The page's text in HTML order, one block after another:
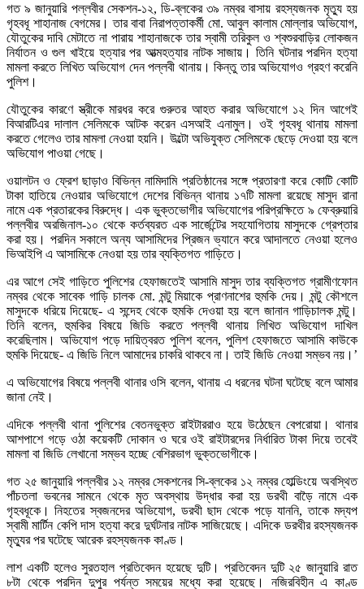
গত ৯ জানুয়ারি পল্লবীর সেকশন-১২, ডি-ব্লকের ৩৯ নম্বর বাসায় রহস্যজনক মৃত্যু হয়
গৃহবধূ শাহানাজ বেগমের। তার বাবা নিরাপত্তাকর্মী মো. আবুল কালাম মোল্লার অভিযোগ,
যৌতুকের দাবি মেটাতে না পারায় শাহানাজকে তার স্বামী তরিকুল ও শ্বশুরবাড়ির লোকজন
নির্যাতন ও গুল খাইয়ে হত্যার পর আত্মহত্যার নাটক সাজায়। তিনি ঘটনার পরদিন হত্যা
মামলা করতে লিখিত অভিযোগ দেন পল্লবী থানায়। কিন্তু তার অভিযোগও গ্রহণ করেনি
পুলিশ।
যৌতুকের কারণে স্ত্রীকে মারধর করে গুরুতর আহত করার অভিযোগে ১২ দিন আগেই
বিআরটিএর দালাল সেলিমকে আটক করেন এসআই এনামুল। ওই গৃহবধূ থানায় মামলা
করতে গেলেও তার মামলা নেওয়া হয়নি। উল্টো অভিযুক্ত সেলিমকে ছেড়ে দেওয়া হয় বলে
অভিযোগ পাওয়া গেছে।
ওয়ালটন ও ফ্রেশ ছাড়াও বিভিন্ন নামিদামি প্রতিষ্ঠানের সঙ্গে প্রতারণা করে কোটি কোটি
টাকা হাতিয়ে নেওয়ার অভিযোগে দেশের বিভিন্ন থানায় ১৭টি মামলা রয়েছে মাসুদ রানা
নামে এক প্রতারকের বিরুদ্ধে। এক ভুক্তভোগীর অভিযোগের পরিপ্রক্ষিতে ৯ ফেব্রুয়ারি
পল্লবীর অরজিনাল-১০ থেকে কর্তব্যরত এক সার্জেন্টের সহযোগিতায় মাসুদকে গ্রেপ্তার
করা হয়। পরদিন সকালে অন্য আসামিদের প্রিজন ভ্যানে করে আদালতে নেওয়া হলেও
ভিআইপি এ আসামিকে নেওয়া হয় তার ব্যক্তিগত গাড়িতে।
এর আগে সেই গাড়িতে পুলিশের হেফাজতেই আসামি মাসুদ তার ব্যক্তিগত গ্রামীণফোন
নম্বর থেকে সাবেক গাড়ি চালক মো. মন্টু মিয়াকে প্রাণনাশের হুমকি দেয়। মন্টু কৌশলে
মাসুদকে ধরিয়ে দিয়েছে- এ সন্দেহ থেকে হুমকি দেওয়া হয় বলে জানান গাড়িচালক মন্টু।
তিনি বলেন, হুমকির বিষয়ে জিডি করতে পল্লবী থানায় লিখিত অভিযোগ দাখিল
করেছিলাম। অভিযোগ পড়ে দায়িত্বরত পুলিশ বলেন, পুলিশ হেফাজতে আসামি কাউকে
হুমকি দিয়েছে- এ জিডি নিলে আমাদের চাকরি থাকবে না। তাই জিডি নেওয়া সম্ভব নয়।’
এ অভিযোগের বিষয়ে পল্লবী থানার ওসি বলেন, থানায় এ ধরনের ঘটনা ঘটেছে বলে আমার
জানা নেই।
এদিকে পল্লবী থানা পুলিশের বেতনভুক্ত রাইটাররাও হয়ে উঠেছেন বেপরোয়া। থানার
আশপাশে গড়ে ওঠা কয়েকটি দোকান ও ঘরে ওই রাইটারদের নির্ধারিত টাকা দিয়ে তবেই
মামলা বা জিডি লেখানো সম্ভব হচ্ছে বেশিরভাগ ভুক্তভোগীকে।
গত ২৫ জানুয়ারি পল্লবীর ১২ নম্বর সেকশনের সি-ব্লকের ১২ নম্বর হোল্ডিংয়ে অবস্থিত
পাঁচতলা ভবনের সামনে থেকে মৃত অবস্থায় উদ্ধার করা হয় ডরথী বাড়ৈ নামে এক
গৃহবধূকে। নিহতের স্বজনদের অভিযোগ, ডরথী ছাদ থেকে পড়ে যাননি, তাকে মদ্যপ
স্বামী মার্টিন কেপি দাস হত্যা করে দুর্ঘটনার নাটক সাজিয়েছে। এদিকে ডরথীর রহস্যজনক
মৃত্যুর পর ঘটেছে আরেক রহস্যজনক কাণ্ড।
লাশ একটি হলেও সুরতহাল প্রতিবেদন হয়েছে দুটি। প্রতিবেদন দুটি ২৫ জানুয়ারি রাত
৮টা থেকে পরদিন দুপুর পর্যন্ত সময়ের মধ্যে করা হয়েছে। নজিরবিহীন এ কাণ্ড